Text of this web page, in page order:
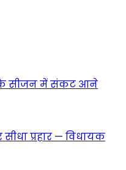
के सीजन में संकट आने
प्रहार — विधायक